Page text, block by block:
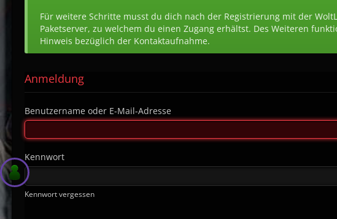
Für weitere Schritte musst du dich nach der Registrierung mit der
Paketserver, zu welchem du einen Zugang erhältst. Des Weiteren
Hinweis bezüglich der Kontaktaufnahme.
Anmeldung
Benutzername oder E-Mail-Adresse
Kennwort
Kennwort vergessen